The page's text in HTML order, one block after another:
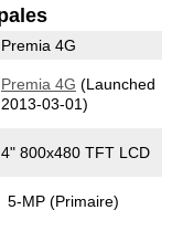
Premia 4G
Premia 4G (Launched
2013-03-01)
4" 800x480 TFT LCD
5-MP (Primaire)